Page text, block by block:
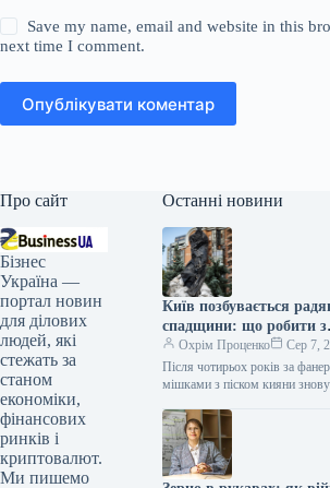
Save my name, email and website in this
next time I comment.
Опублікувати коментар
Про сайт
Бізнес
Україна —
портал новин
для ділових
людей, які
стежать за
станом
економіки,
фінансових
ринків і
криптовалют.
Ми пишемо
Останні новини
Київ позбувається
спадщини: що робити з
пам’ятниками?
Охрім Проценко
Сер 7,
Після чотирьох років за
мішками з піском кияни знову
Лисенку, княгині Ользі та…